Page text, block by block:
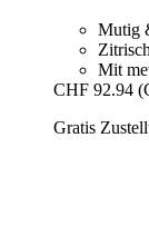
Mutig
Mit
CHF 92.94
Gratis